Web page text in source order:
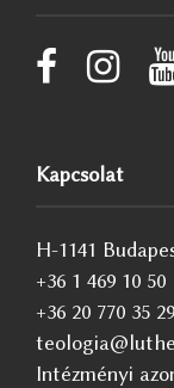
Kapcsolat
H-1141
+36 1 469 10 50
+36 20 770 35 29
Intézményi